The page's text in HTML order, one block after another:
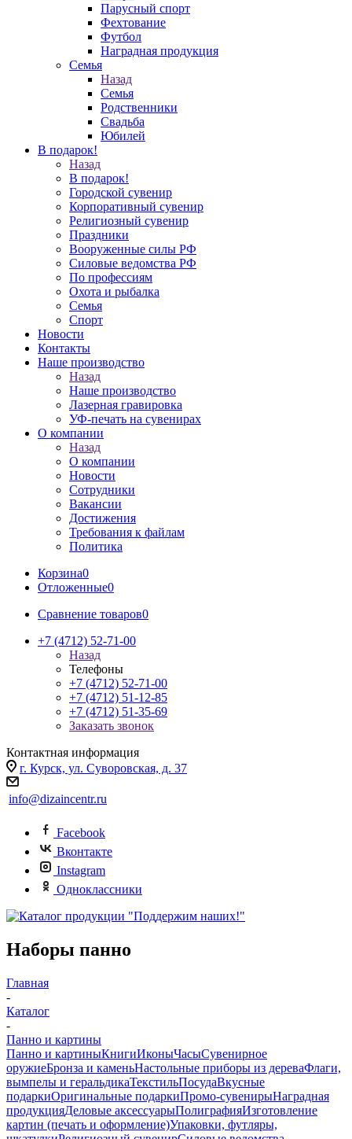
Парусный спорт
Фехтование
Футбол
Наградная продукция
Семья
Назад
Семья
Родственники
Свадьба
Юбилей
В подарок!
Назад
В подарок!
Городской сувенир
Корпоративный сувенир
Религиозный сувенир
Праздники
Вооруженные силы РФ
Силовые ведомства РФ
По профессиям
Охота и рыбалка
Семья
Спорт
Новости
Контакты
Наше производство
Назад
Наше производство
Лазерная гравировка
УФ-печать на сувенирах
О компании
Назад
О компании
Новости
Сотрудники
Вакансии
Достижения
Требования к файлам
Политика
Корзина0
Отложенные0
Сравнение товаров0
+7 (4712) 52-71-00
Назад
Телефоны
+7 (4712) 52-71-00
+7 (4712) 51-12-85
+7 (4712) 51-35-69
Заказать звонок
Контактная информация
г. Курск, ул. Суворовская, д. 37
info@dizaincentr.ru
Facebook
Вконтакте
Instagram
Одноклассники
Наборы панно
Главная
-
Каталог
-
Панно и картины
Панно и картиныКнигиИконыЧасыСувенирное
оружиеБронза и каменьНастольные приборы из дереваФлаги,
вымпелы и геральдикаТекстильПосудаВкусные
подаркиОригинальные подаркиПромо-сувенирыНаградная
продукцияДеловые аксессуарыПолиграфияИзготовление
картин (печать и оформление)Упаковки, футляры,